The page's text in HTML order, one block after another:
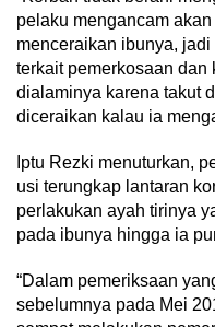
pelaku mengancam
menceraikan ibunya,
terkait pemerkosaan dan
dialaminya karena takut
diceraikan kalau ia
Iptu Rezki menuturkan,
usi terungkap lantaran
perlakukan ayah tirinya
pada ibunya hingga ia
“Dalam pemeriksaan
sebelumnya pada Mei